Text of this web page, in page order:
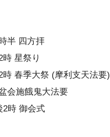
半 四方拝
星祭り
時 春季大祭 (摩利支天法要)
会施餓鬼大法要
2時 御会式